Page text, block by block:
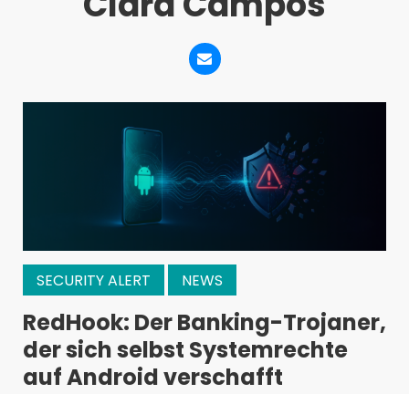
SECURITY ALERT NEWS
RedHook: Der Banking-Trojaner,
der sich selbst Systemrechte
auf Android verschafft